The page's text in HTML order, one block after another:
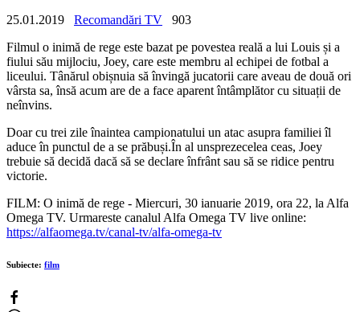
25.01.2019 Recomandări TV
903
Filmul o inimă de rege este bazat pe povestea reală a lui Louis și a
fiului său mijlociu, Joey, care este membru al echipei de fotbal a
liceului. Tânărul obișnuia să învingă jucatorii care aveau de două ori
vârsta sa, însă acum are de a face aparent întâmplător cu situații de
neînvins.
Doar cu trei zile înaintea campionatului un atac asupra familiei îl
aduce în punctul de a se prăbuși.În al unsprezecelea ceas, Joey
trebuie să decidă dacă să se declare înfrânt sau să se ridice pentru
victorie.
FILM: O inimă de rege - Miercuri, 30 ianuarie 2019, ora 22, la Alfa
Omega TV. Urmareste canalul Alfa Omega TV live online:
https://alfaomega.tv/canal-tv/alfa-omega-tv
Subiecte: film